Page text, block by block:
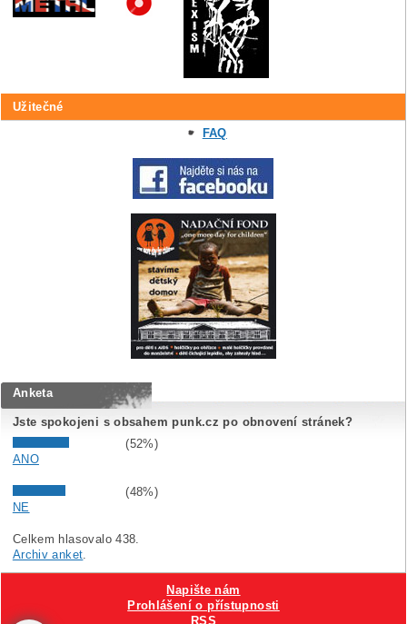
Užitečné
FAQ
Anketa
Jste spokojeni s obsahem punk.cz po obnovení stránek?
(52%)
ANO
(48%)
NE
Celkem hlasovalo 438.
Archiv anket
Napište nám
Prohlášení o přístupnosti
RSS